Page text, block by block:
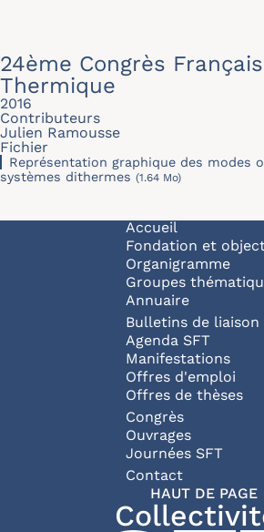
24ème Congrès
Thermique
2016
Contributeurs
Julien Ramousse
Fichier
Représentation graphique des modes
systèmes dithermes (1.64 Mo)
Navigation
Accueil
Fondation et
Organigramme
Groupes
Annuaire
Bulletins de liaison
Agenda SFT
Manifestations
Offres d'emploi
Offres de thèses
Congrès
Ouvrages
Journées SFT
Pied de page
Contact
HAUT DE PAGE